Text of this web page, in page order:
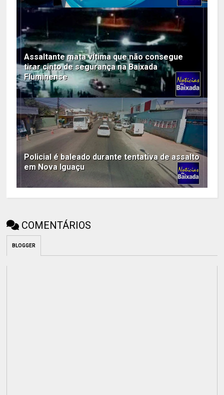
Assaltante mata vítima que não consegue
tirar cinto de segurança na Baixada
Fluminense
Policial é baleado durante tentativa de assalto
em Nova Iguaçu
COMENTÁRIOS
BLOGGER